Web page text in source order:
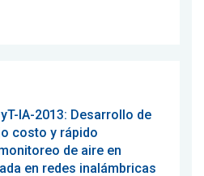
IA-2013: Desarrollo de
costo y rápido
de aire en
en redes inalámbricas